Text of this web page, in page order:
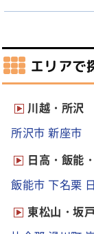
エリアで
川越・所沢
所沢市 新座市
日高・飯能
飯能市 下名栗
東松山・坂